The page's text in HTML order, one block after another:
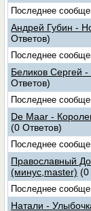
Последнее
Андрей Губин -
Ответов)
Последнее
Беликов Сергей
Ответов)
Последнее
De Maar -
(0 Ответов)
Последнее
Православный
(минус,master) (0
Последнее
Натали -